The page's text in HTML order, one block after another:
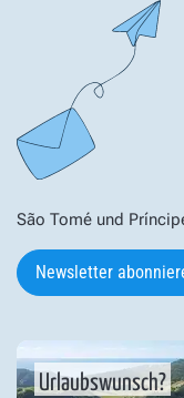
São Tomé und
Newsletter
Urlaubswunsch?